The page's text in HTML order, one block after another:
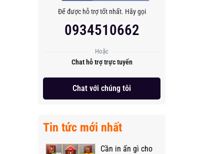
Để được hỗ trợ tốt nhất. Hãy gọi
0934510662
Hoặc
Chat hỗ trợ trực tuyến
Chat với chúng tôi
Tin tức mới nhất
Cần in ấn gì cho